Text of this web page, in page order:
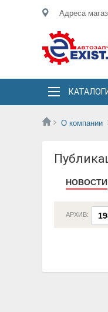
Адреса
О компании
НОВОСТИ
АРХИВ: